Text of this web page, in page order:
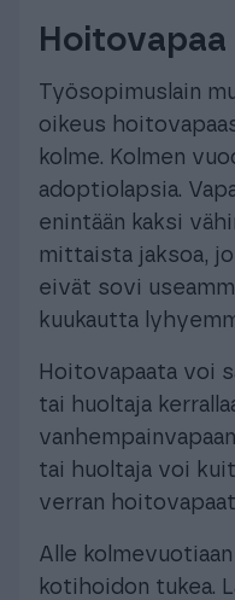
Hoitovapaa
Työsopimuslain
oikeus
kolme. Kolmen
adoptiolapsia.
enintään kaksi
mittaista jaksoa,
eivät sovi
kuukautta
Hoitovapaata voi
tai huoltaja
tai huoltaja voi
verran
Alle
kotihoidon tukea.